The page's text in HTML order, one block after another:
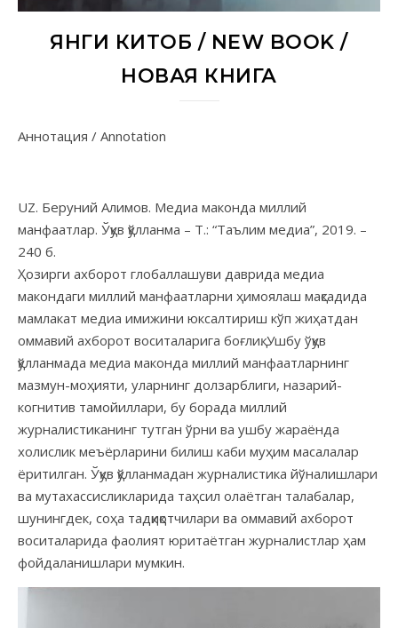
ЯНГИ КИТОБ / NEW BOOK /
НОВАЯ КНИГА
Аннотация / Annotation
UZ. Беруний Алимов. Медиа маконда миллий
манфаатлар. Ўқув қўлланма – Т.: “Таълим медиа”, 2019. –
240 б.
Ҳозирги ахборот глобаллашуви даврида медиа
макондаги миллий манфаатларни ҳимоялаш мақсадида
мамлакат медиа имижини юксалтириш кўп жиҳатдан
оммавий ахборот воситаларига боғлиқ. Ушбу ўқув
қўлланмада медиа маконда миллий манфаатларнинг
мазмун-моҳияти, уларнинг долзарблиги, назарий-
когнитив тамойиллари, бу борада миллий
журналистиканинг тутган ўрни ва ушбу жараёнда
холислик меъёрларини билиш каби муҳим масалалар
ёритилган. Ўқув қўлланмадан журналистика йўналишлари
ва мутахассисликларида таҳсил олаётган талабалар,
шунингдек, соҳа тадқиқотчилари ва оммавий ахборот
воситаларида фаолият юритаётган журналистлар ҳам
фойдаланишлари мумкин.